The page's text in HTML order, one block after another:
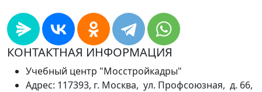
КОНТАКТНАЯ ИНФОРМАЦИЯ
Учебный центр "Мосстройкадры"
Адрес: 117393, г. Москва, ул. Профсоюзная, д. 66,